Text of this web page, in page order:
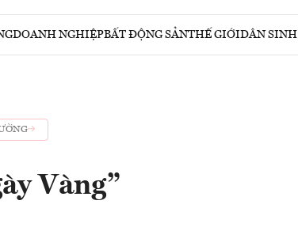
DOANH NGHIỆPBẤT ĐỘNG SẢNTHẾ GIỚIDÂN SINH
Vàng”